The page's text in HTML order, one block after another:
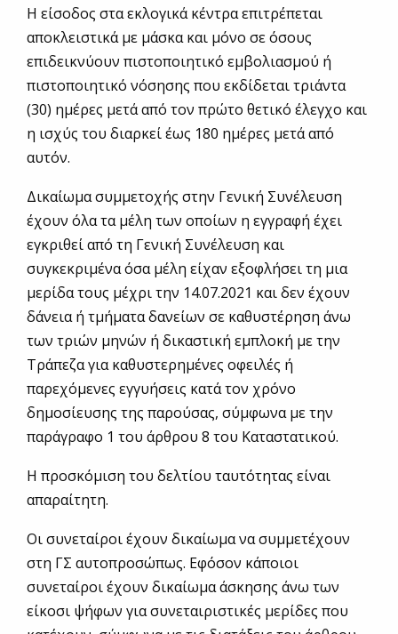
Η είσοδος στα εκλογικά κέντρα επιτρέπεται
αποκλειστικά με μάσκα και μόνο σε όσους
επιδεικνύουν πιστοποιητικό εμβολιασμού ή
πιστοποιητικό νόσησης που εκδίδεται τριάντα
(30) ημέρες μετά από τον πρώτο θετικό έλεγχο και
η ισχύς του διαρκεί έως 180 ημέρες μετά από
αυτόν.
Δικαίωμα συμμετοχής στην Γενική Συνέλευση
έχουν όλα τα μέλη των οποίων η εγγραφή έχει
εγκριθεί από τη Γενική Συνέλευση και
συγκεκριμένα όσα μέλη είχαν εξοφλήσει τη μια
μερίδα τους μέχρι την 14.07.2021 και δεν έχουν
δάνεια ή τμήματα δανείων σε καθυστέρηση άνω
των τριών μηνών ή δικαστική εμπλοκή με την
Τράπεζα για καθυστερημένες οφειλές ή
παρεχόμενες εγγυήσεις κατά τον χρόνο
δημοσίευσης της παρούσας, σύμφωνα με την
παράγραφο 1 του άρθρου 8 του Καταστατικού.
Η προσκόμιση του δελτίου ταυτότητας είναι
απαραίτητη.
Οι συνεταίροι έχουν δικαίωμα να συμμετέχουν
στη ΓΣ αυτοπροσώπως. Εφόσον κάποιοι
συνεταίροι έχουν δικαίωμα άσκησης άνω των
είκοσι ψήφων για συνεταιριστικές μερίδες που